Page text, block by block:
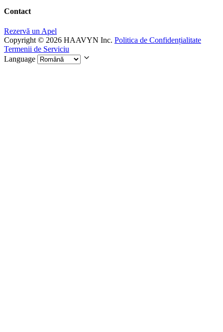
Contact
Rezervă un Apel
Copyright © 2026 HAAVYN Inc. Politica de Confidențialitate
Termenii de Serviciu
Language